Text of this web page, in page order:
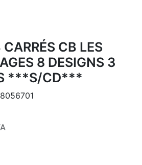
CB LES
8 DESIGNS 3
***S/CD***